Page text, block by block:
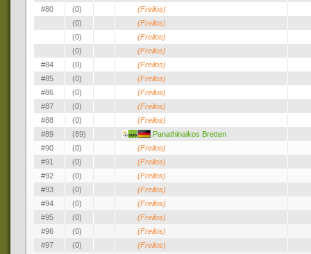
#80
(0)
(Freilos)
(0)
(Freilos)
(0)
(Freilos)
(0)
(Freilos)
#84
(0)
(Freilos)
#85
(0)
(Freilos)
#86
(0)
(Freilos)
#87
(0)
(Freilos)
#88
(0)
(Freilos)
#89
(89)
Panathinaikos Bretten
#90
(0)
(Freilos)
#91
(0)
(Freilos)
#92
(0)
(Freilos)
#93
(0)
(Freilos)
#94
(0)
(Freilos)
#95
(0)
(Freilos)
#96
(0)
(Freilos)
#97
(0)
(Freilos)